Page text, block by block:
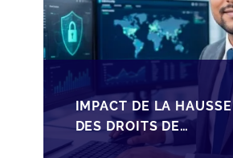
IMPACT DE LA HAUSSE
DES DROITS DE
SUCCESSION EN